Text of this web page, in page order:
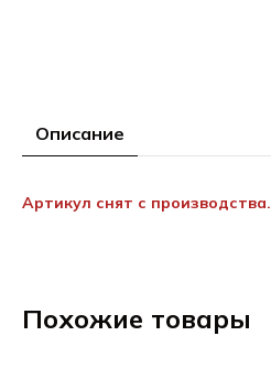
Описание
Артикул снят с производства.
Похожие товары